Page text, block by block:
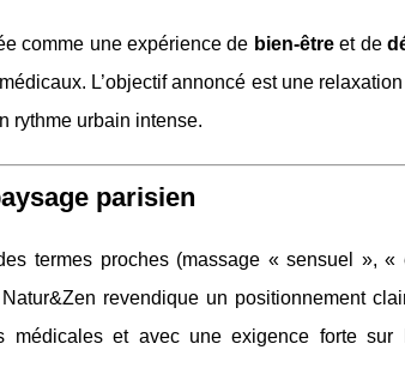
comme une expérience de bien-êtreet de
L’objectif annoncé est une
rythme urbain intense.
parisien
termes proches (massage « sensuel », «
revendique un positionnement
médicales et avec une exigence forte sur